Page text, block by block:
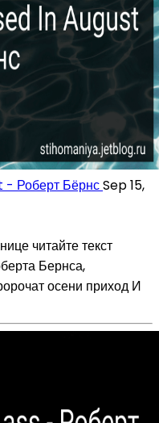
Роберт БёрнсSep 15,
читайте текст
Бернса,
осени приход И